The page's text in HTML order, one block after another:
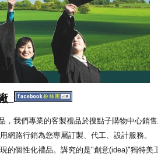
，我們專業的客製禮品於搜點子購物中心銷
網路行銷為您專屬訂製、代工、設計服務。
的個性化禮品。講究的是"創意(idea)"獨特美